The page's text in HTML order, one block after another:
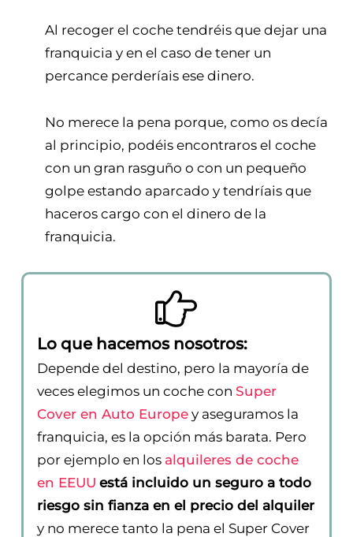
Al recoger el coche tendréis que dejar una
franquicia y en el caso de tener un
percance perderíais ese dinero.
No merece la pena porque, como os decía
al principio, podéis encontraros el coche
con un gran rasguño o con un pequeño
golpe estando aparcado y tendríais que
haceros cargo con el dinero de la
franquicia.
Lo que hacemos nosotros:
Depende del destino, pero la mayoría de
veces elegimos un coche con Super
Cover en Auto Europey aseguramos la
franquicia, es la opción más barata. Pero
por ejemplo en los alquileres de coche
en EEUU está incluido un seguro a todo
riesgo sin fianza en el precio del alquiler
y no merece tanto la pena el Super Cover